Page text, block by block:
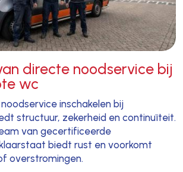
directe noodservice bij
wc
inschakelen bij
structuur, zekerheid en continuïteit.
van gecertificeerde
biedt rust en voorkomt
overstromingen.